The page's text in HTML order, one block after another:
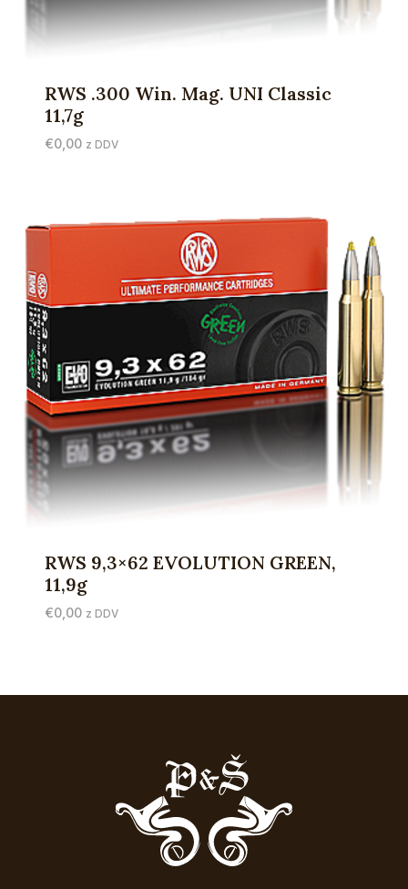
RWS .300 Win. Mag. UNI Classic
11,7g
€0,00 z DDV
RWS 9,3×62 EVOLUTION GREEN,
11,9g
€0,00 z DDV